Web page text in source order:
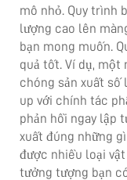
mô nhỏ. Quy trình
lượng cao lên
bạn mong muốn.
quả tốt. Ví dụ, một
chóng sản xuất số
up với chính tác
phản hồi ngay lập
xuất đúng những
được nhiều loại
tưởng tượng bạn